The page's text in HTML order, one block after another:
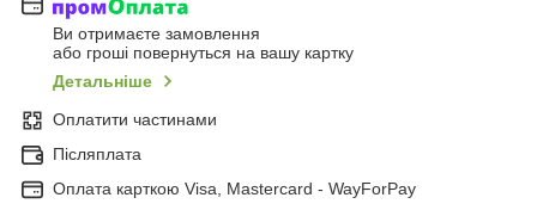
Ви отримаєте замовлення
або гроші повернуться на вашу картку
Детальніше
Оплатити частинами
Післяплата
Оплата карткою Visa, Mastercard - WayForPay